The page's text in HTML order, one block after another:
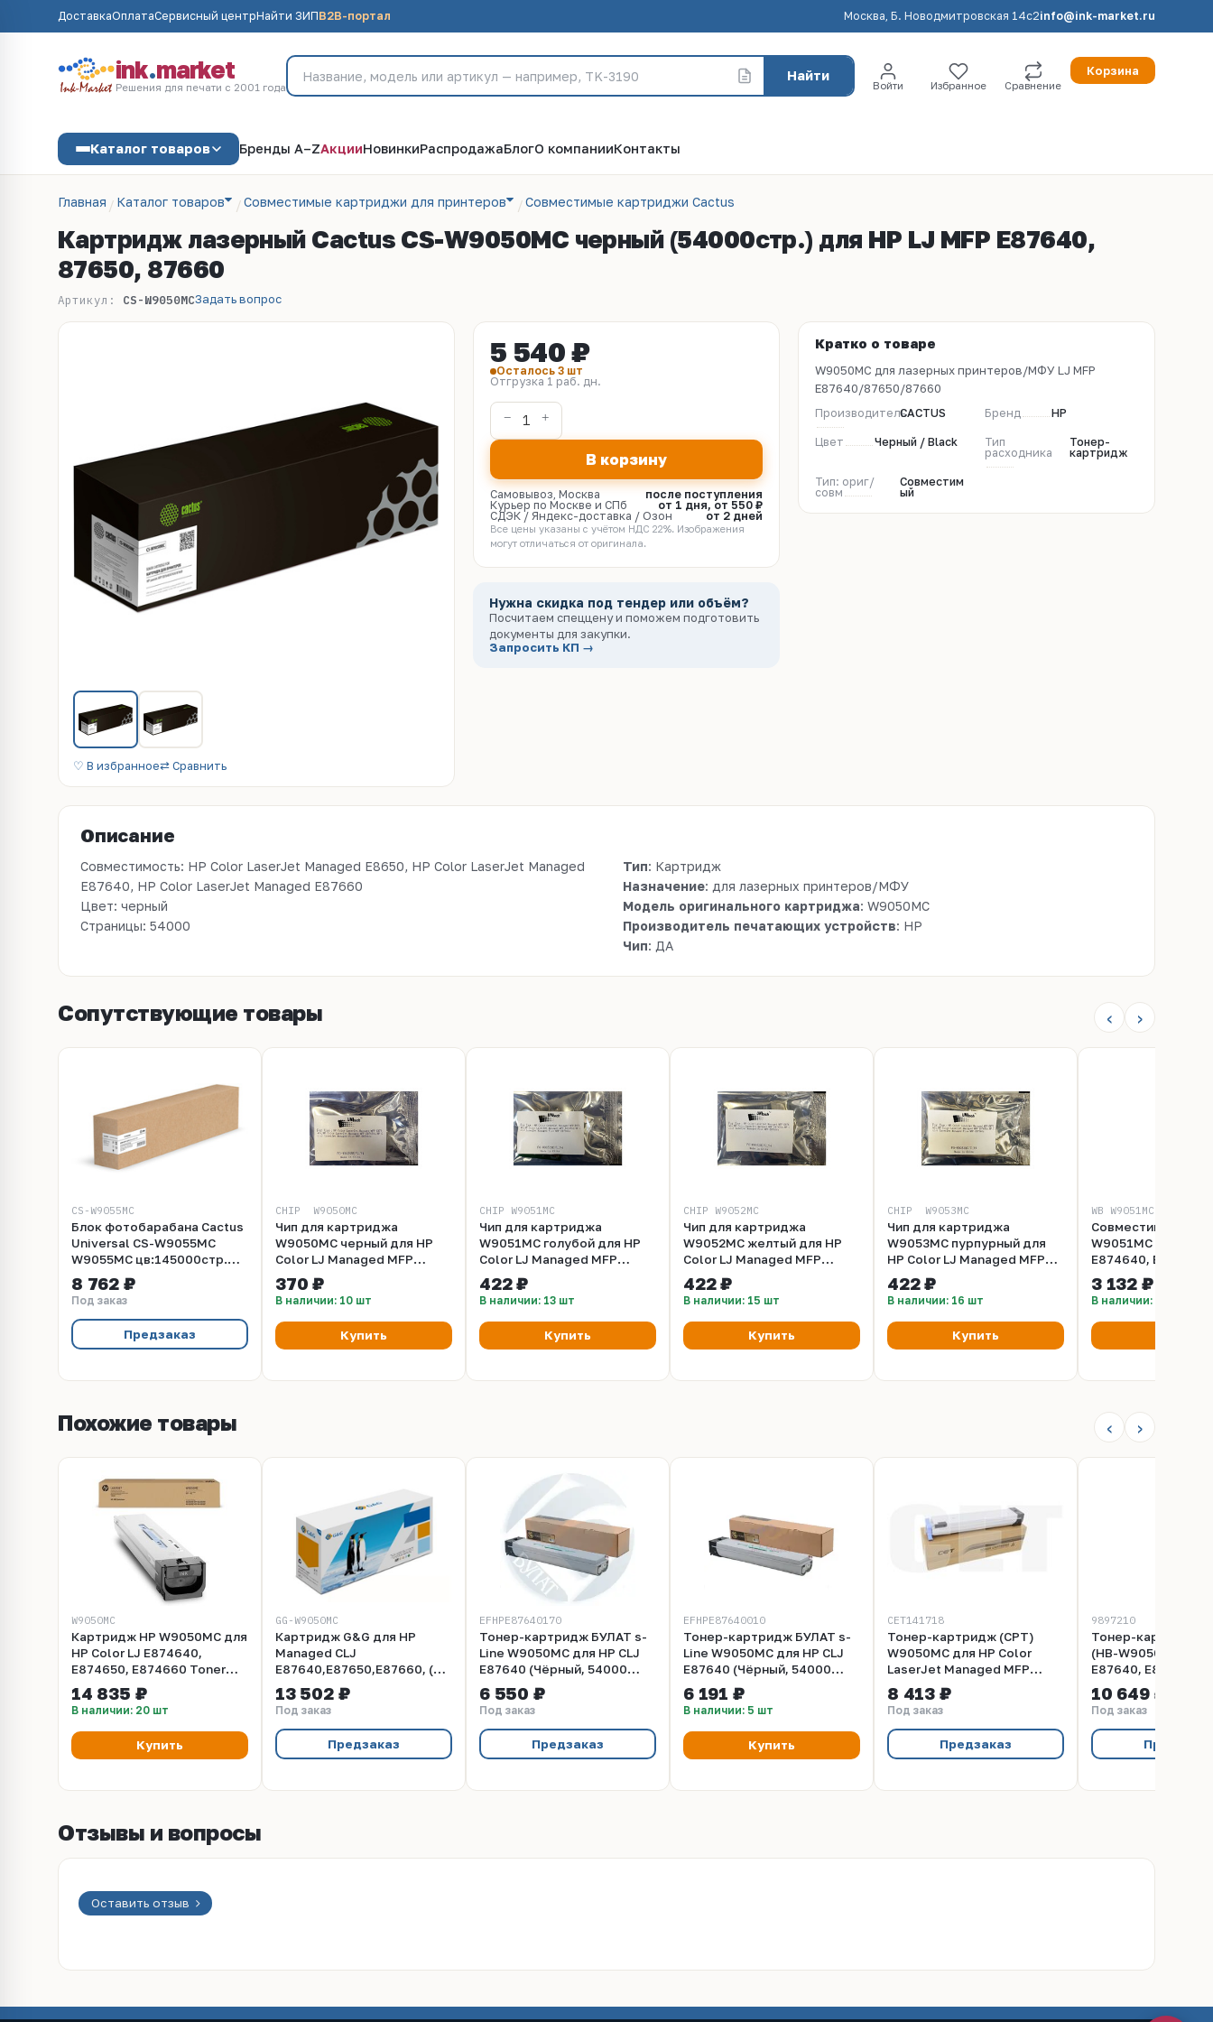
ДоставкаОплатаСервисный центрНайти ЗИПB2B-портал Москва, Б. Новодмитровская 14с2info@ink-market.ru
ink.market
Решения для печати с 2001 года
Найти
Войти Избранное Сравнение
Корзина
Каталог товаров Бренды A–ZАкцииНовинкиРаспродажаБлогО компанииКонтакты
Главная Каталог товаров Совместимые картриджи для принтеров Совместимые картриджи Cactus
Картридж лазерный Cactus CS-W9050MC черный (54000стр.) для HP LJ MFP E87640,
87650, 87660
Артикул: CS-W9050MCЗадать вопрос
♡ В избранное⇄ Сравнить
5 540 ₽
Осталось 3 шт
Отгрузка 1 раб. дн.
В корзину
Самовывоз, Москва
после поступления
Курьер по Москве и СПб
от 1 дня, от 550 ₽
СДЭК / Яндекс-доставка / Озон
от 2 дней
Все цены указаны с учётом НДС 22%. Изображения
могут отличаться от оригинала.
Нужна скидка под тендер или объём?
Посчитаем спеццену и поможем подготовить
документы для закупки.
Запросить КП →
Кратко о товаре
W9050MC для лазерных принтеров/МФУ LJ MFP
E87640/87650/87660
ПроизводительCACTUS Бренд HP
Цвет Черный / Black
Тип
расходника
Тонер-
картридж
Тип: ориг/
совм
Совместим
ый
Описание
Совместимость: HP Color LaserJet Managed E8650, HP Color LaserJet Managed
E87640, HP Color LaserJet Managed E87660
Цвет: черный
Страницы: 54000
Тип: Картридж
Назначение: для лазерных принтеров/МФУ
Модель оригинального картриджа: W9050MC
Производитель печатающих устройств: HP
Чип: ДА
Сопутствующие товары ‹ ›
CS-W9055MC
Блок фотобарабана Cactus
Universal CS-W9055MC
W9055MC цв:145000стр.
для E87640, E87650,
E87660 HP
8 762 ₽
Под заказ
Предзаказ
CHIP_ W9050MC
Чип для картриджа
W9050MC черный для HP
Color LJ Managed MFP
E87640, E87650, E87660
(54K, со шлейфом ) UNItech
(Apex)
370 ₽
В наличии: 10 шт
Купить
CHIP_W9051MC
Чип для картриджа
W9051MC голубой для HP
Color LJ Managed MFP
E87640, E87650, E87660
(52K, со шлейфом ) UNItech
(Apex)
422 ₽
В наличии: 13 шт
Купить
CHIP_W9052MC
Чип для картриджа
W9052MC желтый для HP
Color LJ Managed MFP
E87640, E87650, E87660
(52K, со шлейфом ) UNItech
(Apex)
422 ₽
В наличии: 15 шт
Купить
CHIP_ W9053MC
Чип для картриджа
W9053MC пурпурный для
HP Color LJ Managed MFP
E87640, E87650, E87660
(52K, со шлейфом ) UNItech
(Apex)
422 ₽
В наличии: 16 шт
Купить
WB W9051MC C
Совместимый
W9051MC для HP
E874640,
Toner Cartridge
голубой (52K)
3 132 ₽
В наличии: 6 шт
Похожие товары ‹ ›
W9050MC
Картридж HP W9050MC для
HP Color LJ E874640,
E874650, E874660 Toner
Cartridge black / черный
(54K)
14 835 ₽
В наличии: 20 шт
Купить
GG-W9050MC
Картридж G&G для HP
Managed CLJ
E87640,E87650,E87660, (54
500 стр.), черный (замена
W9050MC)
13 502 ₽
Под заказ
Предзаказ
EFHPE87640170
Тонер-картридж БУЛАТ s-
Line W9050MC для HP CLJ
E87640 (Чёрный, 54000
стр., с чипом OEM б/у), ref
6 550 ₽
Под заказ
Предзаказ
EFHPE87640010
Тонер-картридж БУЛАТ s-
Line W9050MC для HP CLJ
E87640 (Чёрный, 54000
стр.), ref
6 191 ₽
В наличии: 5 шт
Купить
CET141718
Тонер-картридж (CPT)
W9050MC для HP Color
LaserJet Managed MFP
E87640/E87650/E87660
(CET) Black, 840г, 54000
стр., CET141718
8 413 ₽
Под заказ
Предзаказ
9897210
Тонер-картридж
(HB-W9050MC) для
E87640, E87650,
Bk, 54K
10 649 ₽
Под заказ
Отзывы и вопросы
Оставить отзыв